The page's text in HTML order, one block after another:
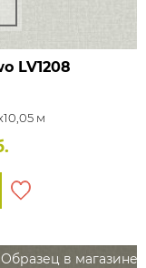
LV1208
м
Образец в магазине